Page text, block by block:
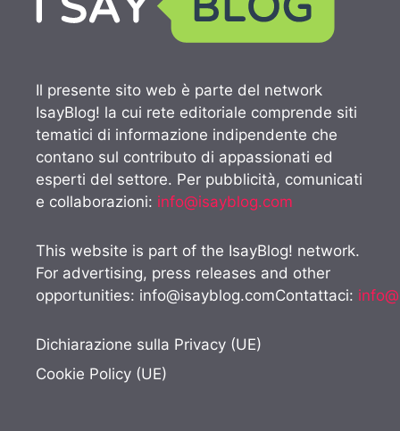
Il presente sito web è parte del network
IsayBlog! la cui rete editoriale comprende siti
tematici di informazione indipendente che
contano sul contributo di appassionati ed
esperti del settore. Per pubblicità, comunicati
e collaborazioni: info@isayblog.com
This website is part of the IsayBlog! network.
For advertising, press releases and other
opportunities: info@isayblog.comContattaci:
Dichiarazione sulla Privacy (UE)
Cookie Policy (UE)